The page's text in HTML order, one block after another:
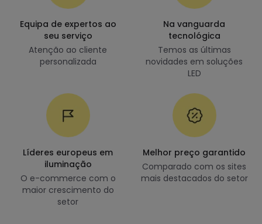
Equipa de expertos ao
seu serviço
Atenção ao cliente
personalizada
Na vanguarda
tecnológica
Temos as últimas
novidades em soluções
LED
Líderes europeus em
iluminação
O e-commerce com o
maior crescimento do
setor
Melhor preço garantido
Comparado com os sites
mais destacados do setor